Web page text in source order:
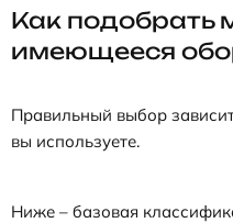
Как подобрать
имеющееся
Правильный выбор
вы используете.
Ниже – базовая